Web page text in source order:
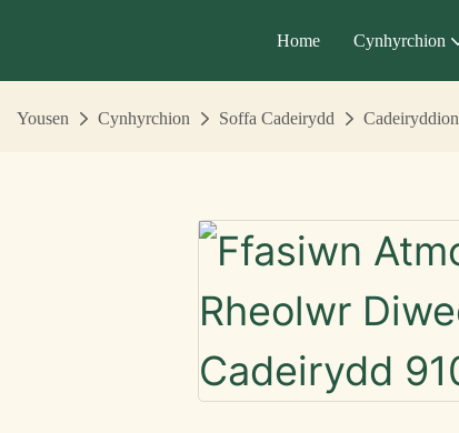
Home Cynhyrchion
Yousen Cynhyrchion Soffa Cadeirydd